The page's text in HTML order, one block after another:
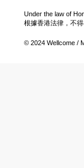
Under the law of
根據香港法律，不
© 2024 Wellcome /